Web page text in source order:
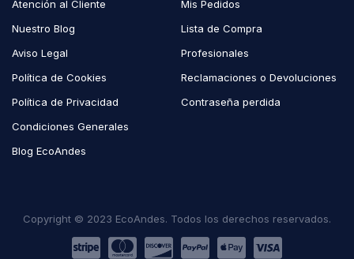
Atención al Cliente
Nuestro Blog
Aviso Legal
Política de Cookies
Política de Privacidad
Condiciones Generales
Blog EcoAndes
Mis Pedidos
Lista de Compra
Profesionales
Reclamaciones o Devoluciones
Contraseña perdida
Copyright © 2023 EcoAndes. Todos los derechos reservados.